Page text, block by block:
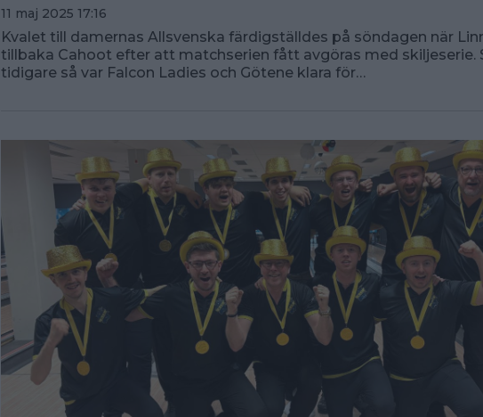
11 maj 2025 17:16
Kvalet till damernas Allsvenska färdigställdes på söndagen när
tillbaka Cahoot efter att matchserien fått avgöras med skiljeserie.
tidigare så var Falcon Ladies och Götene klara för…